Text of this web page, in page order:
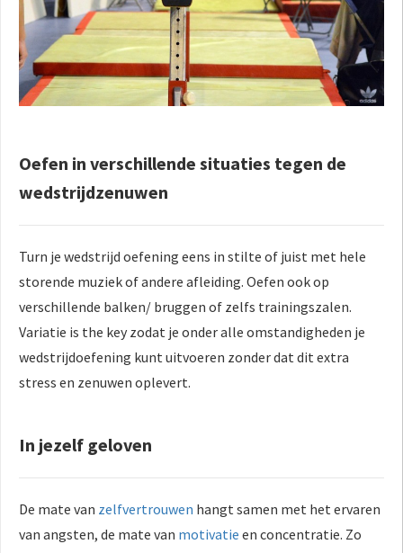
Oefen in verschillende situaties tegen de
wedstrijdzenuwen
Turn je wedstrijd oefening eens in stilte of juist met hele
storende muziek of andere afleiding. Oefen ook op
verschillende balken/ bruggen of zelfs trainingszalen.
Variatie is the key zodat je onder alle omstandigheden je
wedstrijdoefening kunt uitvoeren zonder dat dit extra
stress en zenuwen oplevert.
In jezelf geloven
De mate van zelfvertrouwen hangt samen met het ervaren
van angsten, de mate van motivatie en concentratie. Zo